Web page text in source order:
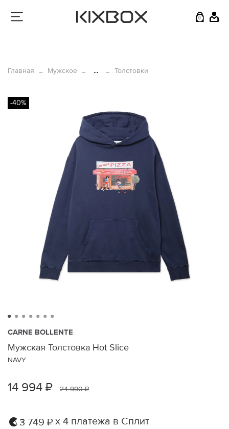
0
Главная Мужское ... Толстовки
-40%
CARNE BOLLENTE
Мужская Толстовка Hot Slice
NAVY
14 994 ₽ 24 990 ₽
3 749 ₽ х 4 платежа в Сплит